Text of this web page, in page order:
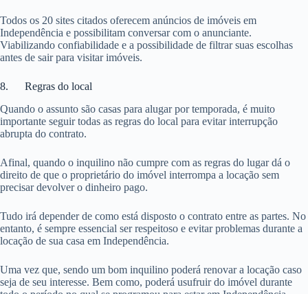
Todos os 20 sites citados oferecem anúncios de imóveis em
Independência e possibilitam conversar com o anunciante.
Viabilizando confiabilidade e a possibilidade de filtrar suas escolhas
antes de sair para visitar imóveis.
8. Regras do local
Quando o assunto são casas para alugar por temporada, é muito
importante seguir todas as regras do local para evitar interrupção
abrupta do contrato.
Afinal, quando o inquilino não cumpre com as regras do lugar dá o
direito de que o proprietário do imóvel interrompa a locação sem
precisar devolver o dinheiro pago.
Tudo irá depender de como está disposto o contrato entre as partes. No
entanto, é sempre essencial ser respeitoso e evitar problemas durante a
locação de sua casa em Independência.
Uma vez que, sendo um bom inquilino poderá renovar a locação caso
seja de seu interesse. Bem como, poderá usufruir do imóvel durante